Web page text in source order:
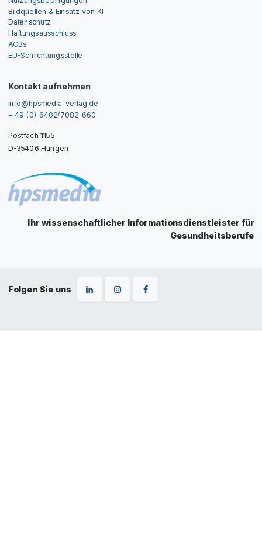
Bildquellen & Einsatz von KI
Datenschutz
Haftungsausschluss
AGBs
EU-Schlichtungsstelle
Kontakt aufnehmen
info@hpsmedia-verlag.de
+ 49 (0) 6402/7082-660
Postfach 1155
D-35406 Hungen
Ihr wissenschaftlicher Informationsdienstleister für
Gesundheitsberufe
Folgen Sie uns